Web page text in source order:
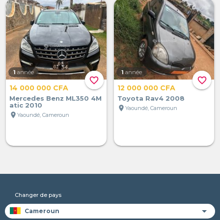
favorite_border
1 année
14 000 000 CFA
Mercedes Benz ML350 4M
atic 2010
location_on Yaoundé, Cameroun
favorite_border
1 année
12 000 000 CFA
Toyota Rav4 2008
location_on Yaoundé, Cameroun
Changer de pays